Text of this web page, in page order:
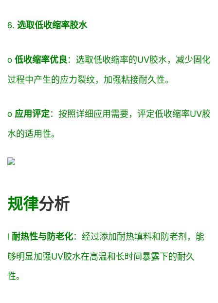
6. 选取低收缩率胶水
o低收缩率优良： 选取低收缩率的UV胶水，减少固化
过程中产生的应力裂纹， 加强粘接耐久性。
o 应用评定： 按照详细应用需要， 评定低收缩率UV胶
水的适用性。
规律分析
l 耐热性与防老化： 经过添加耐热填料和防老剂， 能
够明显加强UV胶水在高温和长时间暴露下的耐久
性。